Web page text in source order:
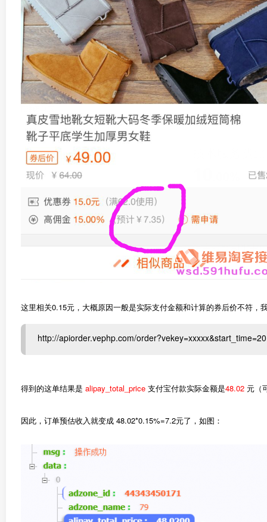
这里相关0.15元，大概原因一般是实际支付金额和计算的券后价不符，
http://apiorder.vephp.com/
得到的这单结果是 alipay_total_price 支付宝付款实际金额是48.02 元（
因此，订单预估收入就变成 48.02*0.15%=7.2元了，如图：